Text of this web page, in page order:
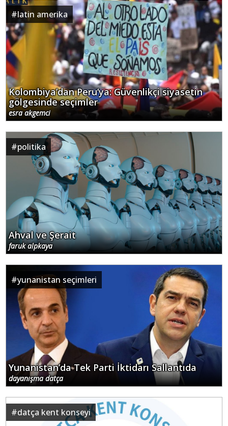
#latin amerika
Kolombiya’dan Peru’ya: Güvenlikçi siyasetin
gölgesinde seçimler
esra akgemci
#politika
Ahval ve Şerait
faruk alpkaya
#yunanistan seçimleri
Yunanistan’da Tek Parti İktidarı Sallantıda
dayanışma datça
#datça kent konseyi